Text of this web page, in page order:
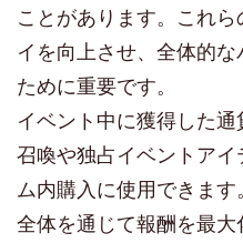
ことがあります。これ
イを向上させ、全体的
ために重要です。
イベント中に獲得した
召喚や独占イベントア
ム内購入に使用できま
全体を通じて報酬を最